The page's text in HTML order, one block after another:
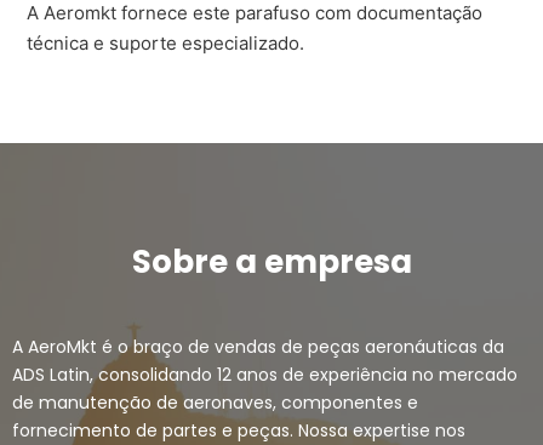
A Aeromkt fornece este parafuso com documentação
técnica e suporte especializado.
Sobre a empresa
A AeroMkt é o braço de vendas de peças aeronáuticas da
ADS Latin, consolidando 12 anos de experiência no mercado
de manutenção de aeronaves, componentes e
fornecimento de partes e peças. Nossa expertise nos